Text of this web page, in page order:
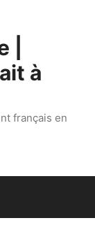
à
français en